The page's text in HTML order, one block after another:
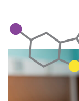
content